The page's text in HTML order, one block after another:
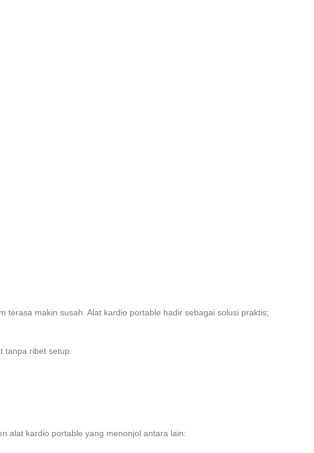
makin susah. Alat kardio portable hadir sebagai solusi praktis;
tanpa ribet setup.
alat kardio portable yang menonjol antara lain: